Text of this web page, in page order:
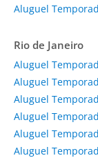
Aluguel
Rio de Janeiro
Aluguel
Aluguel
Aluguel
Aluguel
Aluguel
Aluguel